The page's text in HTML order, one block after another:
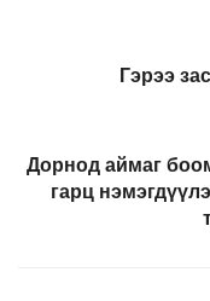
Гэрээ
Дорнод аймаг
гарц